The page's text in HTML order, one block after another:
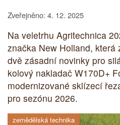
Zveřejněno: 4. 12. 2025
Na veletrhu Agritechnica
značka New Holland, která
dvě zásadní novinky pro
kolový nakladač W170D+
modernizované sklízecí
pro sezónu 2026.
zemědělská technika